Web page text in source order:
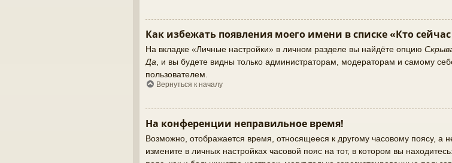
Как избежать появления моего имени в списке «Кто
На вкладке «Личные настройки» в личном разделе вы найдёте опцию
Да , и вы будете видны только администраторам, модераторам и самому
пользователем.
Вернуться к началу
На конференции неправильное время!
Возможно, отображается время, относящееся к другому часовому поясу, а
измените в личных настройках часовой пояс на тот, в котором вы